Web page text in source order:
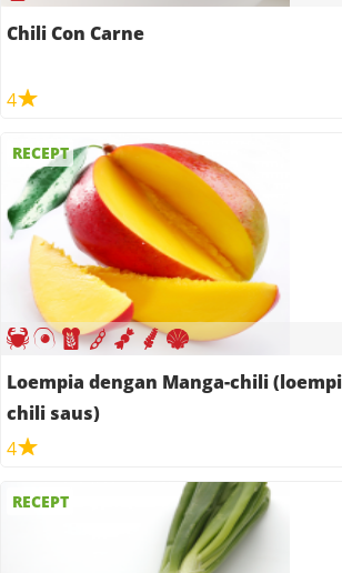
Chili Con Carne
4
RECEPT
Loempia dengan Manga-chili
chili saus)
4
RECEPT